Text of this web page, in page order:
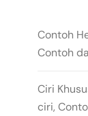
Contoh
Contoh
Ciri
ciri,